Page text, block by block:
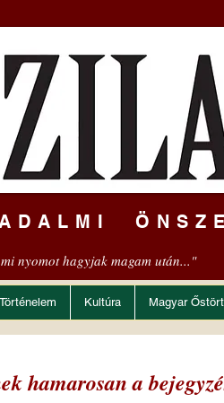
nyomot hagyjak magam után..."
Kultúra Magyar
hamarosan a